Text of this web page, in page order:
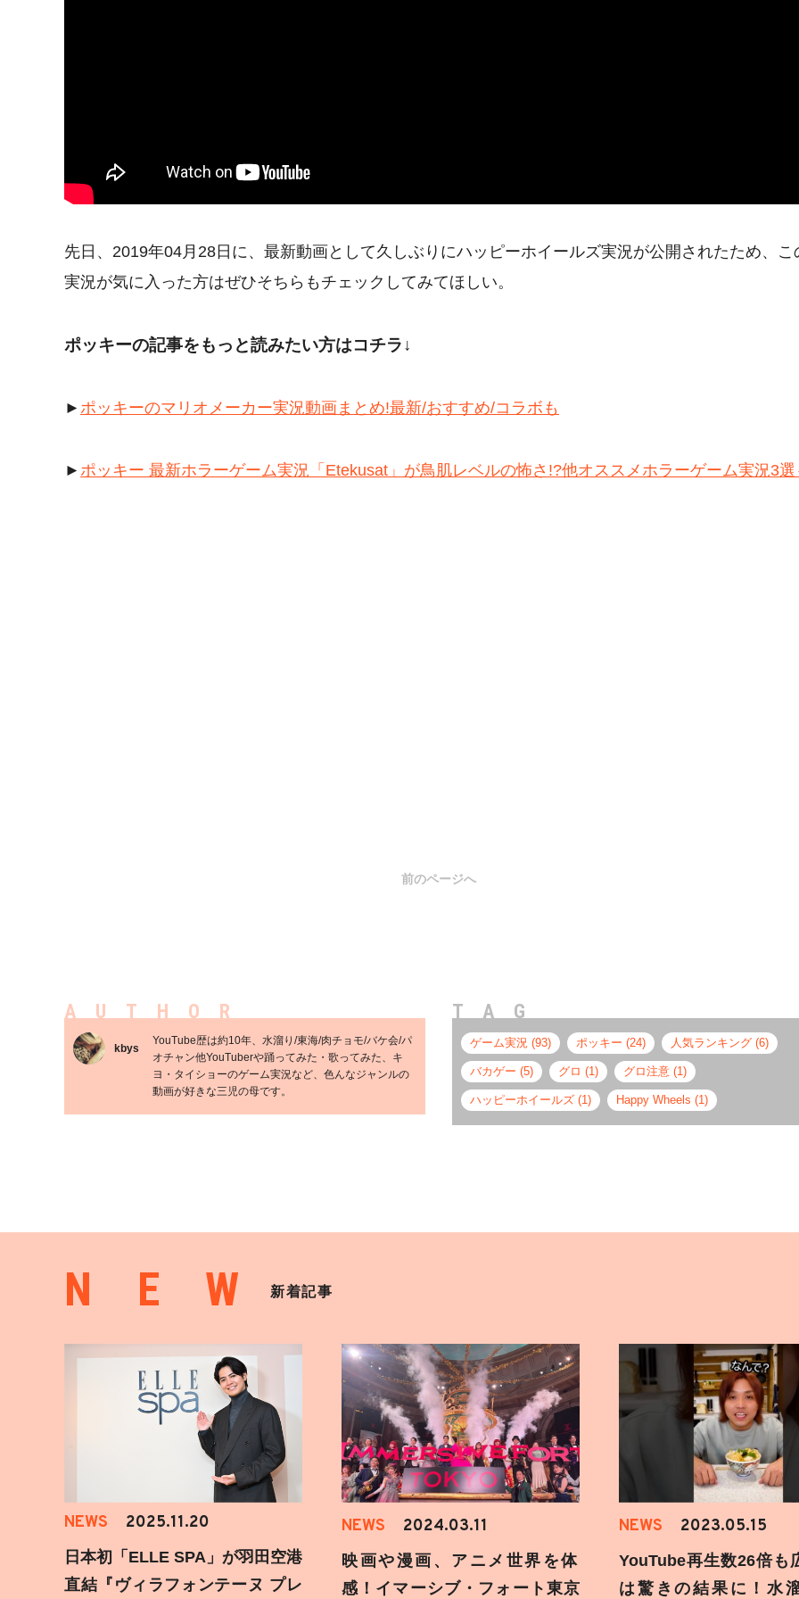
先日、2019年04月28日に、最新動画として久しぶりにハッピーホイールズ実況が公開されたため、こ
実況が気に入った方はぜひそちらもチェックしてみてほしい。
ポッキーの記事をもっと読みたい方はコチラ↓
► ポッキーのマリオメーカー実況動画まとめ!最新/おすすめ/コラボも
► ポッキー 最新ホラーゲーム実況「Etekusat」が鳥肌レベルの怖さ!?他オススメホラーゲーム実況3選
前のページへ
AUTHOR
kbys
YouTube歴は約10年、水溜り/東海/肉チョモ/バケ会/パ
オチャン他YouTuberや踊ってみた・歌ってみた、キ
ヨ・タイショーのゲーム実況など、色んなジャンルの
動画が好きな三児の母です。
TAG
ゲーム実況 (93) ポッキー (24) 人気ランキング (6)
バカゲー (5) グロ (1) グロ注意 (1)
ハッピーホイールズ (1) Happy Wheels (1)
NEW新着記事
NEWS 2025.11.20
日本初「ELLE SPA」が羽田空港
直結『ヴィラフォンテーヌ プレ
NEWS 2024.03.11
映画や漫画、アニメ世界を体
感！イマーシブ・フォート東京
NEWS 2023.05.15
YouTube再生数26倍も
は驚きの結果に！水